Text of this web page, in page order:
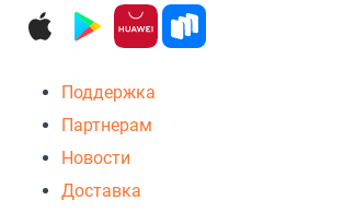
Поддержка
Партнерам
Новости
Доставка